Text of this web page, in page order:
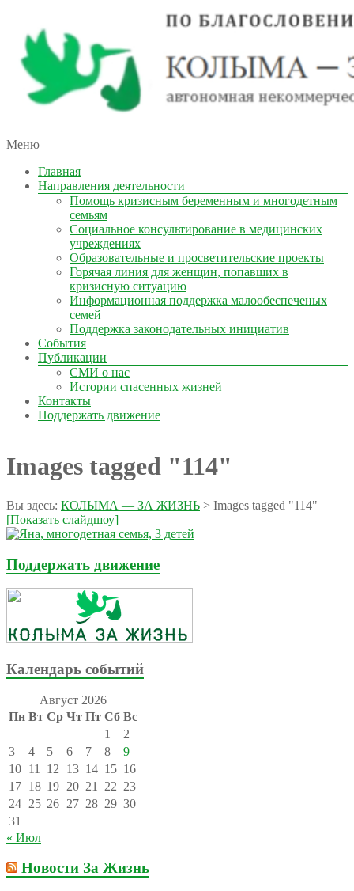
КОЛЫМА — ЗА ЖИЗНЬ
автономная некоммерческая организация
Меню
Главная
Направления деятельности
Помощь кризисным беременным и многодетным
семьям
Социальное консультирование в медицинских
учреждениях
Образовательные и просветительские проекты
Горячая линия для женщин, попавших в
кризисную ситуацию
Информационная поддержка малообеспеченых
семей
Поддержка законодательных инициатив
События
Публикации
СМИ о нас
Истории спасенных жизней
Контакты
Поддержать движение
Images tagged "114"
Вы здесь: КОЛЫМА — ЗА ЖИЗНЬ > Images tagged "114"
[Показать слайдшоу]
Поддержать движение
Календарь событий
Август 2026
Пн Вт Ср Чт Пт Сб Вс
1
2
3
4 5 6 7 8
9
10 11 12 13 14 15 16
17 18 19 20 21 22 23
24 25 26 27 28 29 30
31
« Июл
Новости За Жизнь